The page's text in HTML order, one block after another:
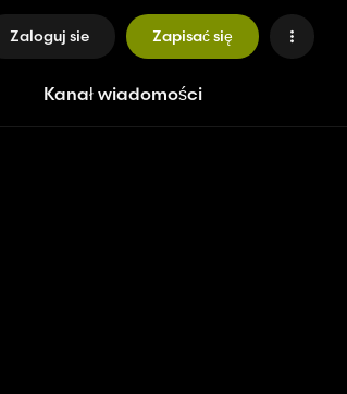
Zaloguj sie Zapisać się
Kanał wiadomości